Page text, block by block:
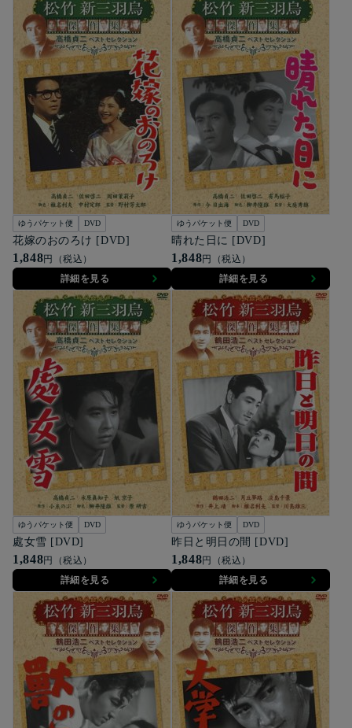
ゆうパケット便 DVD
花嫁のおのろけ [DVD]
1,848円（税込）
詳細を見る
ゆうパケット便 DVD
晴れた日に [DVD]
1,848円（税込）
詳細を見る
ゆうパケット便 DVD
處女雪 [DVD]
1,848円（税込）
詳細を見る
ゆうパケット便 DVD
昨日と明日の間 [DVD]
1,848円（税込）
詳細を見る